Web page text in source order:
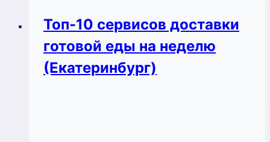
Топ-10 сервисов доставки
готовой еды на неделю
(Екатеринбург)